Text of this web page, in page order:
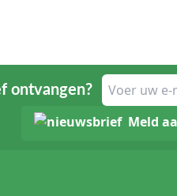
ontvangen?
Meld